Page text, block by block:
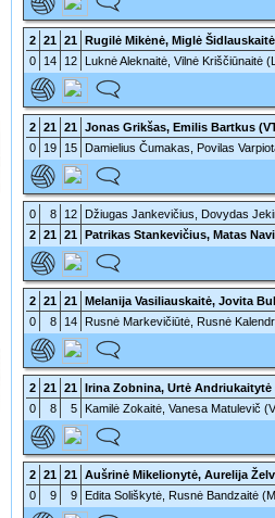
2 21 21 Rugilė Mikėnė, Miglė
0
14 12 Luknė Aleknaitė, Vilnė Kriščiūnaitė
2 21 21 Jonas Grikšas, Emilis Bartkus
0
19 15 Damielius Čumakas, Povilas
0 8 12 Džiugas Jankevičius, Dovydas
2 21 21 Patrikas Stankevičius, Matas
2 21 21 Melanija Vasiliauskaitė, Jovita
0
8 14 Rusnė Markevičiūtė, Rusnė
2 21 21 Irina Zobnina, Urtė Andriukaitytė
0
8 5 Kamilė Zokaitė, Vanesa Matulevič
2 21 21 Aušrinė Mikelionytė, Aurelija
0
9 9 Edita Soliškytė, Rusnė Bandzaitė